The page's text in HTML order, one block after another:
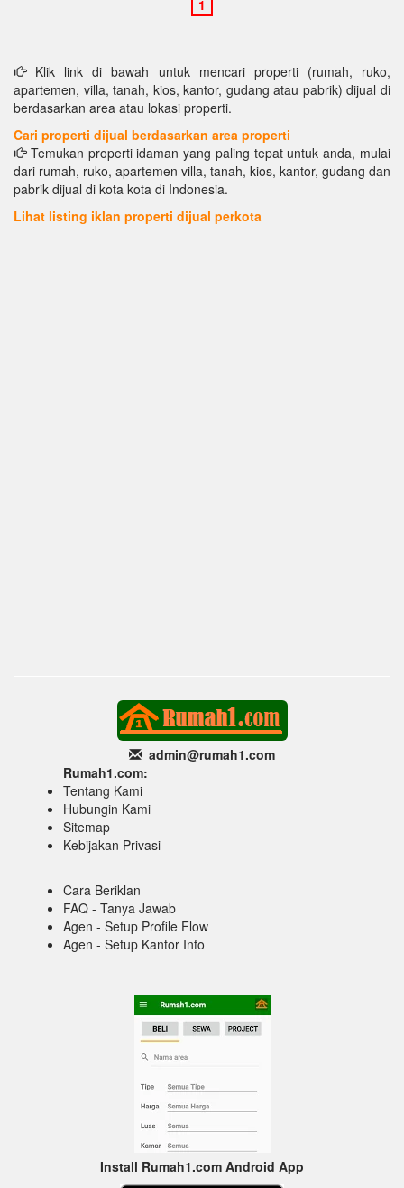
Klik link di bawah untuk mencari properti (rumah, ruko,
apartemen, villa, tanah, kios, kantor, gudang atau pabrik) dijual di
berdasarkan area atau lokasi properti.
Cari properti dijual berdasarkan area properti
Temukan properti idaman yang paling tepat untuk anda, mulai
dari rumah, ruko, apartemen villa, tanah, kios, kantor, gudang dan
pabrik dijual di kota kota di Indonesia.
Lihat listing iklan properti dijual perkota
admin@rumah1.com
Rumah1.com:
Tentang Kami
Hubungin Kami
Sitemap
Kebijakan Privasi
Cara Beriklan
FAQ - Tanya Jawab
Agen - Setup Profile Flow
Agen - Setup Kantor Info
Install Rumah1.com Android App